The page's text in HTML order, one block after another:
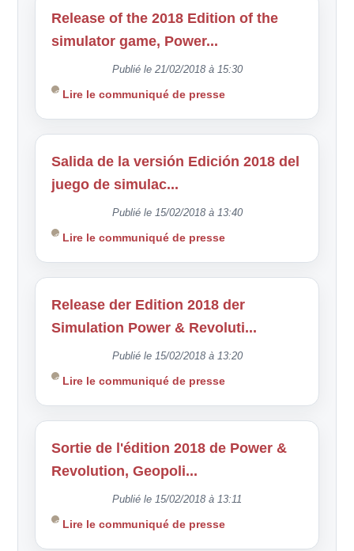
Release of the 2018 Edition of the
simulator game, Power...
Publié le 21/02/2018 à 15:30
Lire le communiqué de presse
Salida de la versión Edición 2018 del
juego de simulac...
Publié le 15/02/2018 à 13:40
Lire le communiqué de presse
Release der Edition 2018 der
Simulation Power & Revoluti...
Publié le 15/02/2018 à 13:20
Lire le communiqué de presse
Sortie de l'édition 2018 de Power &
Revolution, Geopoli...
Publié le 15/02/2018 à 13:11
Lire le communiqué de presse